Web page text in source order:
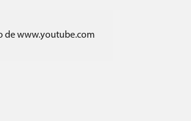
de www.youtube.com